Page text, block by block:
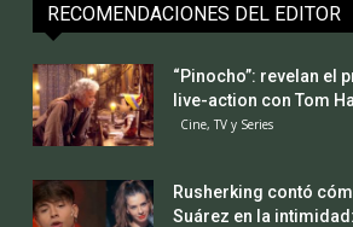
RECOMENDACIONES DEL EDITOR
“Pinocho”: revelan el
live-action con Tom
Cine, TV y Series
Rusherking contó
Suárez en la